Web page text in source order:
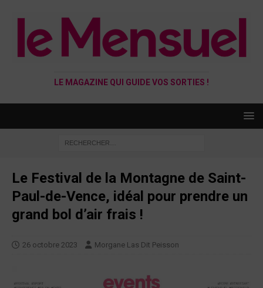
LE MAGAZINE QUI GUIDE VOS SORTIES !
Le Festival de la Montagne de Saint-
Paul-de-Vence, idéal pour prendre un
grand bol d’air frais !
26 octobre 2023 Morgane Las Dit Peisson